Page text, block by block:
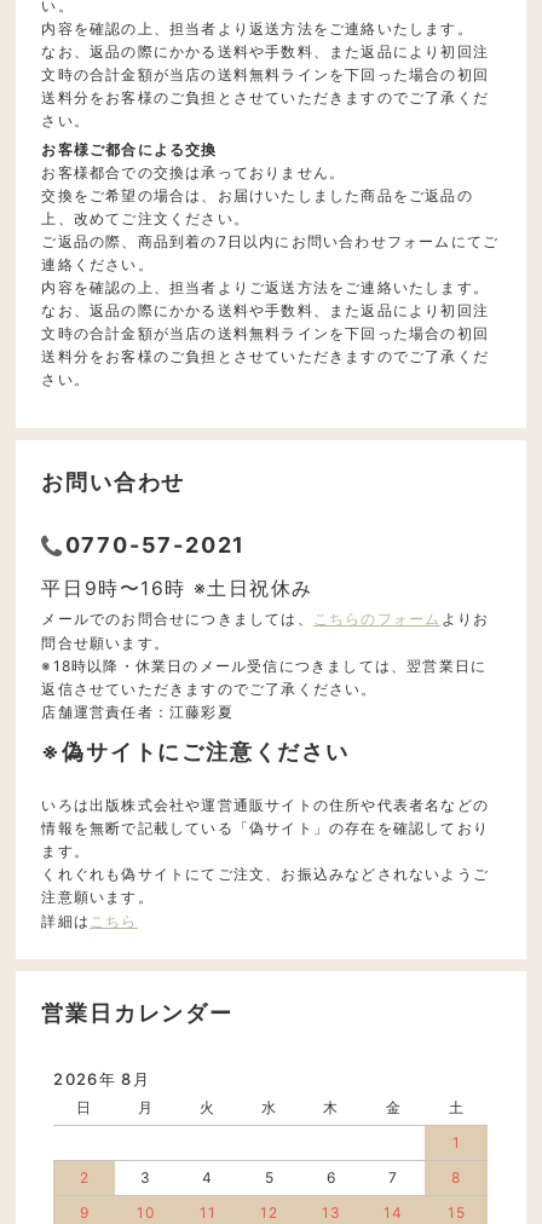
い。
内容を確認の上、担当者より返送方法をご連絡いたします。
なお、返品の際にかかる送料や手数料、また返品により初回注
文時の合計金額が当店の送料無料ラインを下回った場合の初回
送料分をお客様のご負担とさせていただきますのでご了承くだ
さい。
お客様ご都合による交換
お客様都合での交換は承っておりません。
交換をご希望の場合は、お届けいたしました商品をご返品の
上、改めてご注文ください。
ご返品の際、商品到着の7日以内にお問い合わせフォームにてご
連絡ください。
内容を確認の上、担当者よりご返送方法をご連絡いたします。
なお、返品の際にかかる送料や手数料、また返品により初回注
文時の合計金額が当店の送料無料ラインを下回った場合の初回
送料分をお客様のご負担とさせていただきますのでご了承くだ
さい。
お問い合わせ
0770-57-2021
平日9時〜16時 ※土日祝休み
メールでのお問合せにつきましては、 こちらのフォーム よりお
問合せ願います。
※18時以降・休業日のメール受信につきましては、翌営業日に
返信させていただきますのでご了承ください。
店舗運営責任者：江藤彩夏
※偽サイトにご注意ください
いろは出版株式会社や運営通販サイトの住所や代表者名などの
情報を無断で記載している「偽サイト」の存在を確認しており
ます。
くれぐれも偽サイトにてご注文、お振込みなどされないようご
注意願います。
詳細は こちら
営業日カレンダー
2026年 8月
日 月 火 水 木 金
土
1
2
3 4 5 6 7
8
9
10 11 12 13 14
15